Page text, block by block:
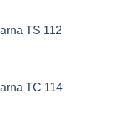
TS 112
TC 114